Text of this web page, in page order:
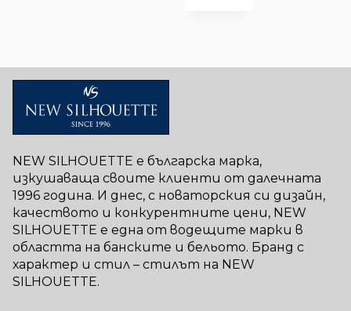
NEW SILHOUETTE е българска марка,
изкушаваща своите клиенти от далечната
1996 година. И днес, с новаторския си дизайн,
качеството и конкурентните цени, NEW
SILHOUETTE е една от водещите марки в
областта на банските и бельото. Бранд с
характер и стил – стилът на NEW
SILHOUETTE.